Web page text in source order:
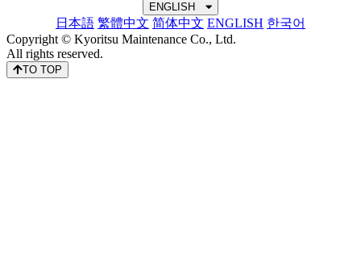
ENGLISH
日本語 繁體中文 简体中文 ENGLISH 한국어
Copyright © Kyoritsu Maintenance Co., Ltd.
All rights reserved.
TO TOP